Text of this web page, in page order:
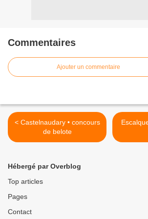
Commentaires
Ajouter un commentaire
< Castelnaudary • concours
de belote
Hébergé par Overblog
Top articles
Pages
Contact